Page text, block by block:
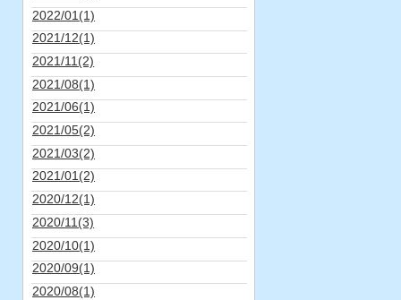
2022/01(1)
2021/12(1)
2021/11(2)
2021/08(1)
2021/06(1)
2021/05(2)
2021/03(2)
2021/01(2)
2020/12(1)
2020/11(3)
2020/10(1)
2020/09(1)
2020/08(1)